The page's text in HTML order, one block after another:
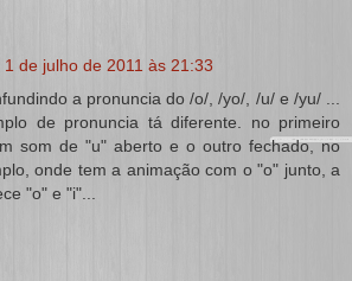
1 de julho de 2011 às 21:33
a pronuncia do /o/, /yo/, /u/ e /yu/ ...
de pronuncia tá diferente. no primeiro
som de "u" aberto e o outro fechado, no
onde tem a animação com o "o" junto, a
"o" e "i"...